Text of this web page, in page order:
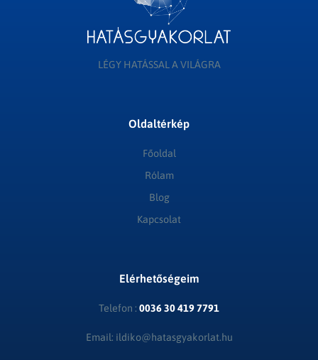
LÉGY HATÁSSAL A VILÁGRA
Oldaltérkép
Főoldal
Rólam
Blog
Kapcsolat
Elérhetőségeim
Telefon : 0036 30 419 7791
Email: ildiko@hatasgyakorlat.hu